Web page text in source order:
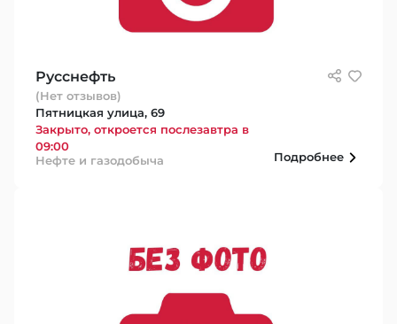
Русснефть
(Нет отзывов)
Пятницкая улица, 69
Закрыто, откроется послезавтра в
09:00
Нефте и газодобыча
Подробнее